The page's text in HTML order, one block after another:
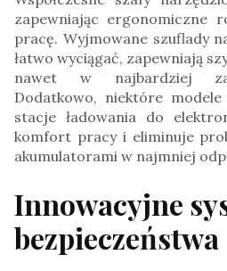
zapewniając ergonomiczne
pracę. Wyjmowane szuflady
łatwo wyciągać, zapewniają
nawet w najbardziej
Dodatkowo, niektóre modele
stacje ładowania do
komfort pracy i eliminuje
akumulatorami w najmniej
Innowacyjne
bezpieczeństwa